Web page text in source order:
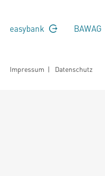
easybank BAWAG
Impressum | Datenschutz